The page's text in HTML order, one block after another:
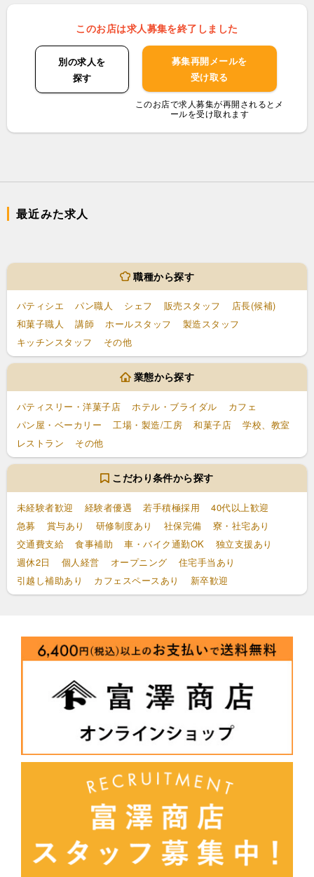
このお店は求人募集を終了しました
別の求人を
探す
募集再開メールを
受け取る
このお店で求人募集が再開されるとメ
ールを受け取れます
最近みた求人
職種から探す
パティシエ パン職人 シェフ 販売スタッフ
店長(候補)
和菓子職人
講師 ホールスタッフ
製造スタッフ
キッチンスタッフ
その他
業態から探す
パティスリー・洋菓子店 ホテル・ブライダル
カフェ
パン屋・ベーカリー
工場・製造/工房 和菓子店
学校、教室
レストラン
その他
こだわり条件から探す
未経験者歓迎 経験者優遇 若手積極採用
40代以上歓迎
急募
賞与あり 研修制度あり 社保完備
寮・社宅あり
交通費支給
食事補助 車・バイク通勤OK
独立支援あり
週休2日
個人経営 オープニング
住宅手当あり
引越し補助あり
カフェスペースあり 新卒歓迎